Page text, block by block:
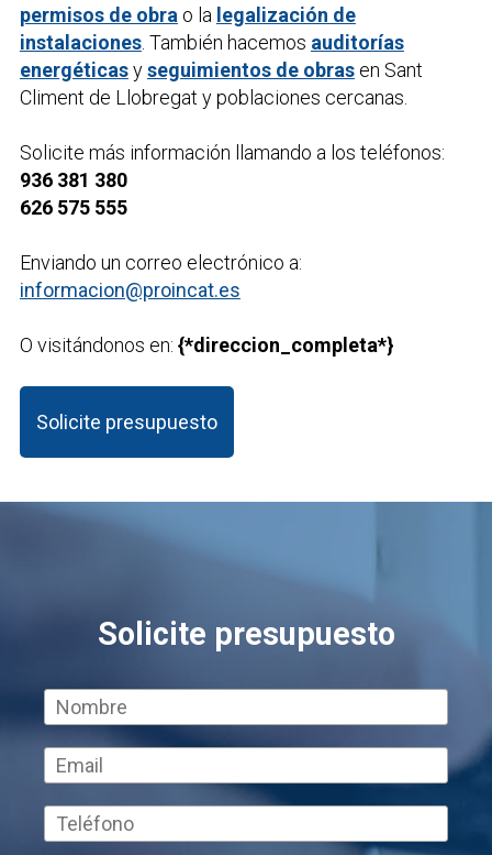
permisos de obra o la legalización de
instalaciones. También hacemos auditorías
energéticasyseguimientos de obrasen Sant
Climent de Llobregat y poblaciones cercanas.
Solicite más información llamando a los teléfonos:
936 381 380
626 575 555
Enviando un correo electrónico a:
informacion@proincat.es
O visitándonos en: {*direccion_completa*}
Solicite presupuesto
Solicite presupuesto